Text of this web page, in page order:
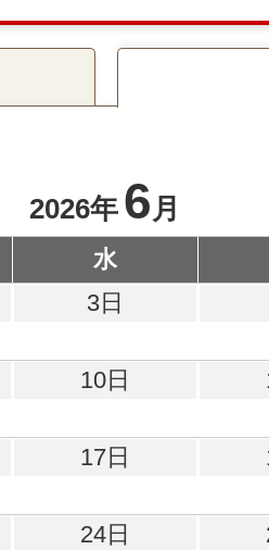
2026年 6月
水
3日
10日
17日
24日